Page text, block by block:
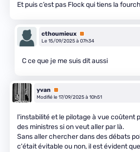
Et puis c’est pas Flock qui tiens la
cthoumieux Premium
Le 15/09/2025 à 07h34
C ce que je me suis dit aussi
yvan
Premium
Modifié le 17/09/2025 à 10h51
l'instabilité et le pilotage à vue coûtent
des ministres si on veut aller par là.
Sans aller chercher dans des débats
c'était évitable ou non, il est évident